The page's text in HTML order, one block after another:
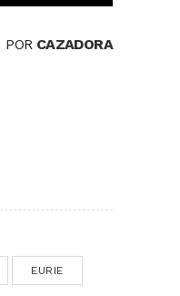
POR CAZADORA
EURIE